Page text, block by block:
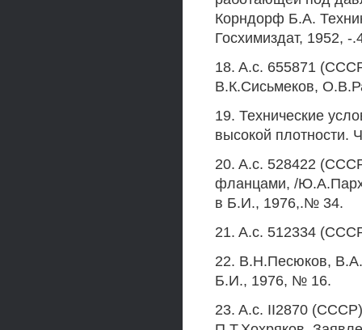
Корндорф Б.А.
Госхимиздат, 1952, -
18. A.c. 655871
В.К.Сисьмеков,
19. Технические
высокой плотности.
20. A.c. 528422
фланцами, /
в Б.И., 1976,.№ 34.
21. A.c. 512334
22. В.Н.Песюков,
Б.И., 1976, № 16.
23. A.c. II2870